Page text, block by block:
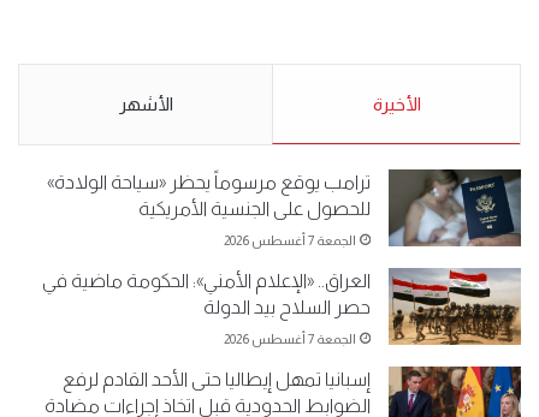
5-2019.
نبيع مخدرات يعني ولا خمر؟!.
الأخيرة الأشهر
ترامب يوقع مرسوماً يحظر «سياحة الولادة»
للحصول على الجنسية الأمريكية
الجمعة 7 أغسطس 2026
العراق.. «الإعلام الأمني»: الحكومة ماضية في
حصر السلاح بيد الدولة
الجمعة 7 أغسطس 2026
إسبانيا تمهل إيطاليا حتى الأحد القادم لرفع
الضوابط الحدودية قبل اتخاذ إجراءات مضادة